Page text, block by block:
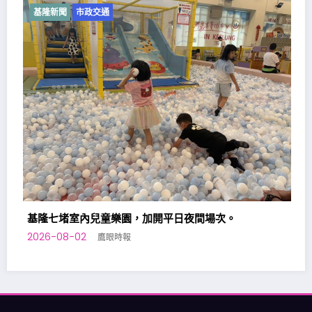
開平日夜間場次。
基隆新聞 市政交通
基隆原住民向市府提出「原
助」政策訴求
2026-08-01 鷹眼時報
總管理處:基隆市仁四路30號